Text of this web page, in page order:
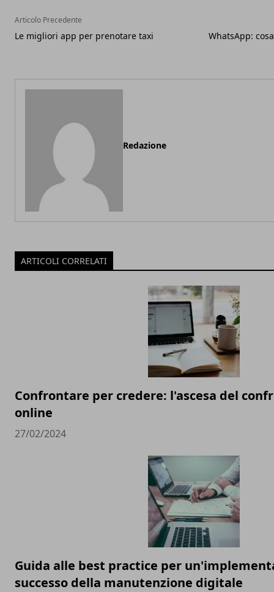
Articolo Precedente
Le migliori app per prenotare taxi WhatsApp:
Redazione
ARTICOLI CORRELATI
Confrontare per credere: l'ascesa del
online
27/02/2024
Guida alle best practice per
successo della manutenzione digitale